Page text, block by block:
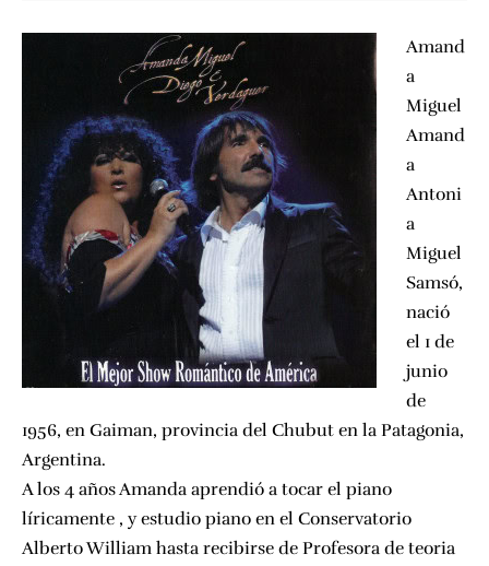
Amand
a
Miguel
Amand
a
Antoni
a
Miguel
Samsó,
nació
el 1 de
junio
de
1956, en Gaiman, provincia del Chubut en la Patagonia,
Argentina.
A los 4 años Amanda aprendió a tocar el piano
líricamente , y estudio piano en el Conservatorio
Alberto William hasta recibirse de Profesora de teoria